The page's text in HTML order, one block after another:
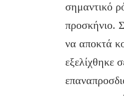
σημαντικό
προσκήνιο.
να αποκτά
εξελίχθηκε